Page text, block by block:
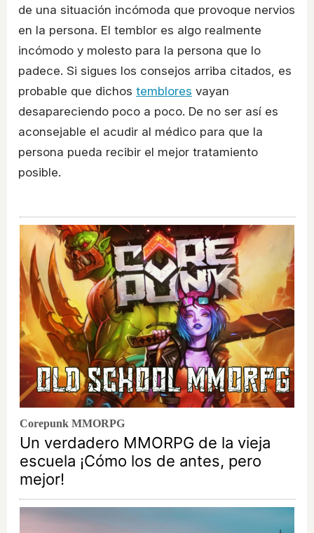
de una situación incómoda que provoque nervios
en la persona. El temblor es algo realmente
incómodo y molesto para la persona que lo
padece. Si sigues los consejos arriba citados, es
probable que dichos temblores vayan
desapareciendo poco a poco. De no ser así es
aconsejable el acudir al médico para que la
persona pueda recibir el mejor tratamiento
posible.
Corepunk MMORPG
Un verdadero MMORPG de la vieja
escuela ¡Cómo los de antes, pero
mejor!